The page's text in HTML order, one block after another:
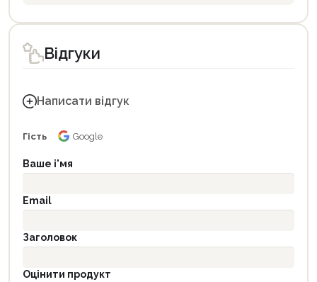
Відгуки
Написати відгук
Гість Google
Ваше і'мя
Email
Заголовок
Оцінити продукт